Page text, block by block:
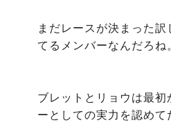
まだレースが決まった訳
てるメンバーなんだろね
ブレットとリョウは最初
ーとしての実力を認めて